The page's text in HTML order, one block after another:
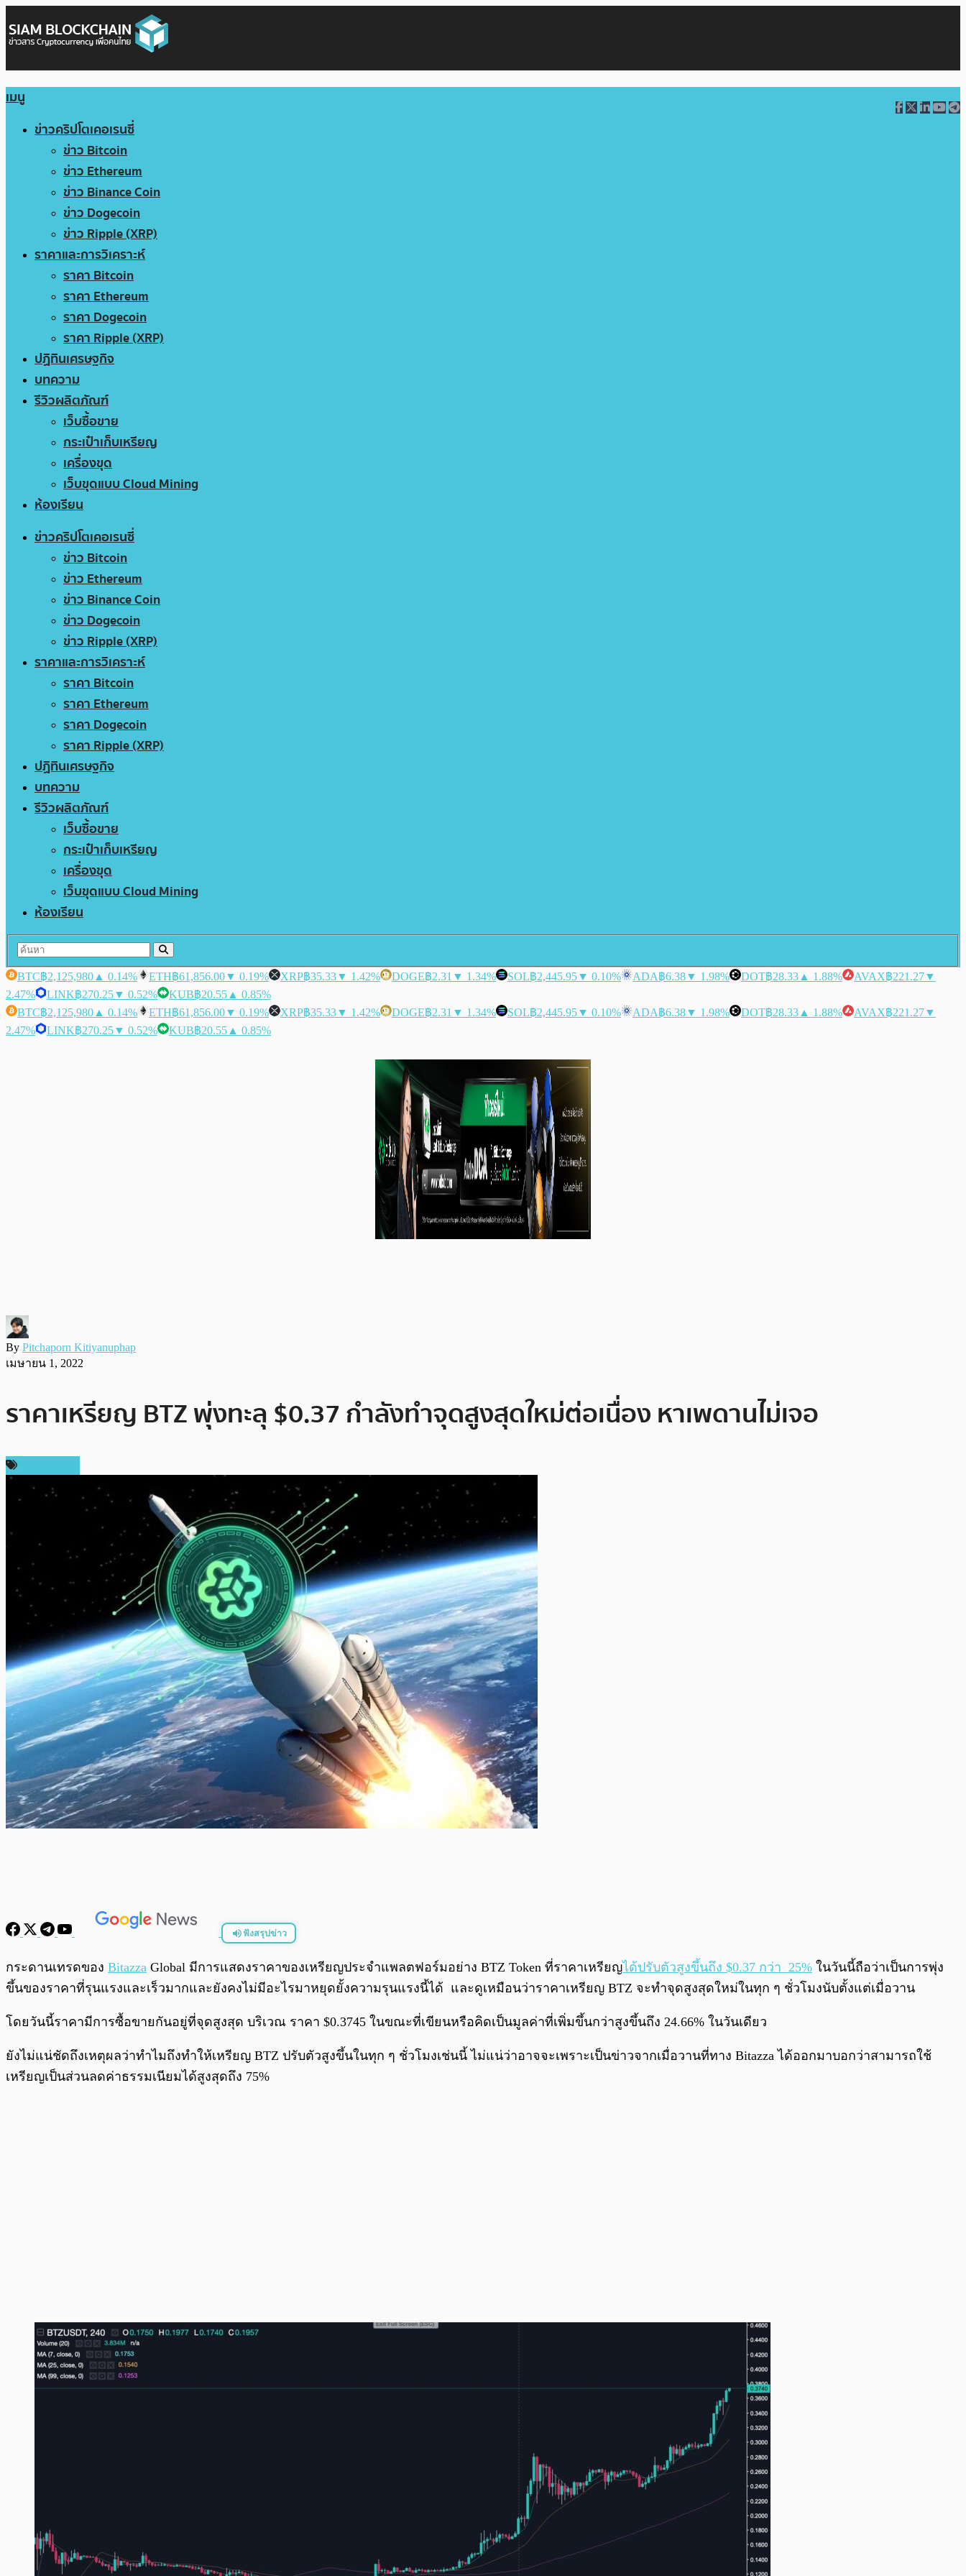
เมนู
ข่าวคริปโตเคอเรนซี่
ข่าว Bitcoin
ข่าว Ethereum
ข่าว Binance Coin
ข่าว Dogecoin
ข่าว Ripple (XRP)
ราคาและการวิเคราะห์
ราคา Bitcoin
ราคา Ethereum
ราคา Dogecoin
ราคา Ripple (XRP)
ปฏิทินเศรษฐกิจ
บทความ
รีวิวผลิตภัณฑ์
เว็บซื้อขาย
กระเป๋าเก็บเหรียญ
เครื่องขุด
เว็บขุดแบบ Cloud Mining
ห้องเรียน
ข่าวคริปโตเคอเรนซี่
ข่าว Bitcoin
ข่าว Ethereum
ข่าว Binance Coin
ข่าว Dogecoin
ข่าว Ripple (XRP)
ราคาและการวิเคราะห์
ราคา Bitcoin
ราคา Ethereum
ราคา Dogecoin
ราคา Ripple (XRP)
ปฏิทินเศรษฐกิจ
บทความ
รีวิวผลิตภัณฑ์
เว็บซื้อขาย
กระเป๋าเก็บเหรียญ
เครื่องขุด
เว็บขุดแบบ Cloud Mining
ห้องเรียน
BTC฿2,125,980 ▲ 0.14% ETH฿61,856.00▼ 0.19% XRP฿35.33▼ 1.42% DOGE฿2.31 ▼ 1.34% SOL฿2,445.95▼ 0.10% ADA฿6.38▼ 1.98% DOT฿28.33 ▲ 1.88% AVAX฿221.27▼
2.47%
LINK฿270.25▼ 0.52% KUB฿20.55 ▲ 0.85%
BTC฿2,125,980 ▲ 0.14% ETH฿61,856.00▼ 0.19% XRP฿35.33▼ 1.42% DOGE฿2.31 ▼ 1.34% SOL฿2,445.95▼ 0.10% ADA฿6.38▼ 1.98% DOT฿28.33 ▲ 1.88% AVAX฿221.27▼
2.47%
LINK฿270.25▼ 0.52% KUB฿20.55 ▲ 0.85%
By Pitchaporn Kitiyanuphap
เมษายน 1, 2022
ราคาเหรียญ BTZ พุ่งทะลุ $0.37 กำลังทำจุดสูงสุดใหม่ต่อเนื่อง หาเพดานไม่เจอ
ฟังสรุปข่าว
0:00 /0:00
กระดานเทรดของ Bitazza Global มีการแสดงราคาของเหรียญประจำแพลตฟอร์มอย่าง BTZ Token ที่ราคาเหรียญได้ปรับตัวสูงขึ้นถึง $0.37 กว่า 25% ในวันนี้ถือว่าเป็นการพุ่ง
ขึ้นของราคาที่รุนแรงและเร็วมากและยังคงไม่มีอะไรมาหยุดยั้งความรุนแรงนี้ได้ และดูเหมือนว่าราคาเหรียญ BTZ จะทำจุดสูงสุดใหม่ในทุก ๆ ชั่วโมงนับตั้งแต่เมื่อวาน
โดยวันนี้ราคามีการซื้อขายกันอยู่ที่จุดสูงสุด บริเวณ ราคา $0.3745 ในขณะที่เขียนหรือคิดเป็นมูลค่าที่เพิ่มขึ้นกว่าสูงขึ้นถึง 24.66% ในวันเดียว
ยังไม่แน่ชัดถึงเหตุผลว่าทำไมถึงทำให้เหรียญ BTZ ปรับตัวสูงขึ้นในทุก ๆ ชั่วโมงเช่นนี้ ไม่แน่ว่าอาจจะเพราะเป็นข่าวจากเมื่อวานที่ทาง Bitazza ได้ออกมาบอกว่าสามารถใช้
เหรียญเป็นส่วนลดค่าธรรมเนียมได้สูงสุดถึง 75%